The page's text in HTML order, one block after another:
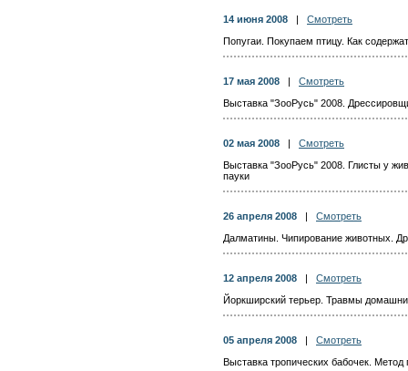
14 июня 2008
Смотреть
Попугаи. Покупаем птицу. Как
17 мая 2008
Смотреть
Выставка "ЗооРусь" 2008.
02 мая 2008
Смотреть
Выставка "ЗооРусь" 2008. Глисты у
пауки
26 апреля 2008
Смотреть
Далматины. Чипирование животных.
12 апреля 2008
Смотреть
Йоркширский терьер. Травмы
05 апреля 2008
Смотреть
Выставка тропических бабочек. Метод